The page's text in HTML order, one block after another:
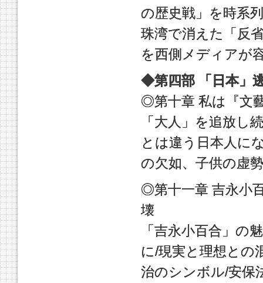
の歴史戦」を時系
珠湾で消えた「反
を西側メディアが
◆第四部 「日本」
◎第十章 私は『文
「大人」を追放し
とは違う日本人に
の欠如、子供の虚
◎第十一章 吉永小
壊
「吉永小百合」の
に/現実と理想との
治のシンボル/安保